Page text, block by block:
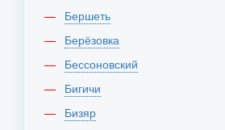
Бершеть
Берёзовка
Бессоновский
Бигичи
Бизяр